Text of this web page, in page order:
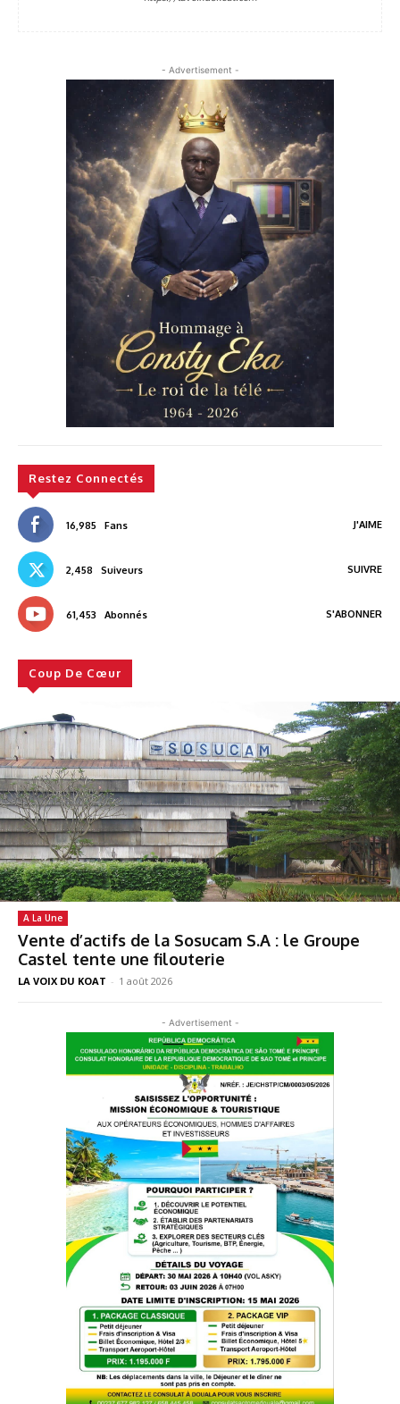
- Advertisement -
Restez Connectés
16,985 Fans J'AIME
2,458 Suiveurs SUIVRE
61,453 Abonnés S'ABONNER
Coup De Cœur
A La Une
Vente d’actifs de la Sosucam S.A : le Groupe
Castel tente une filouterie
LA VOIX DU KOAT - 1 août 2026
- Advertisement -